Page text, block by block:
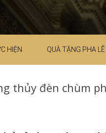
HIỆN QUÀ TẶNG PHA LÊ
thủy đèn chùm